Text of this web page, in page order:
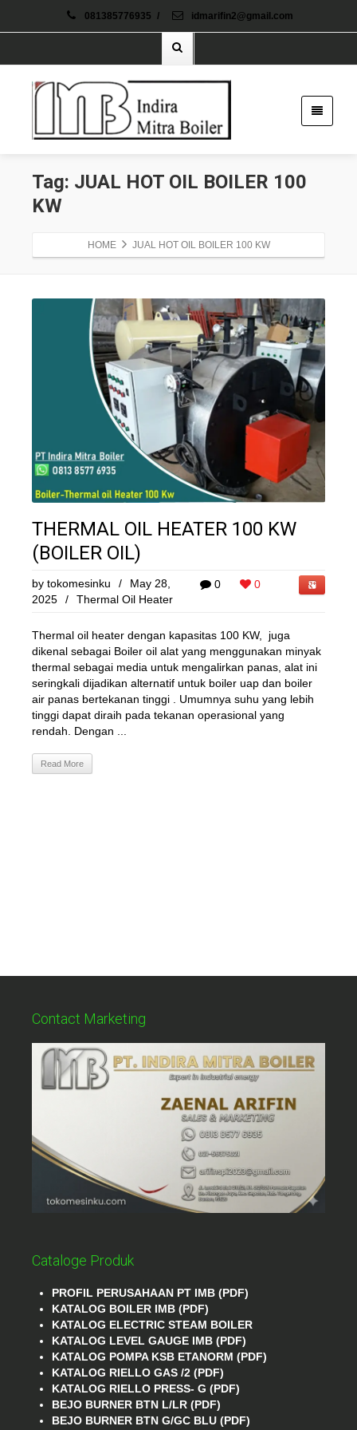
081385776935 / idmarifin2@gmail.com
Tag: JUAL HOT OIL BOILER 100
KW
HOME JUAL HOT OIL BOILER 100 KW
THERMAL OIL HEATER 100 KW
(BOILER OIL)
0 0
by tokomesinku /
May 28,
2025
/ Thermal Oil Heater
Thermal oil heater dengan kapasitas 100 KW, juga
dikenal sebagai Boiler oil alat yang menggunakan minyak
thermal sebagai media untuk mengalirkan panas, alat ini
seringkali dijadikan alternatif untuk boiler uap dan boiler
air panas bertekanan tinggi . Umumnya suhu yang lebih
tinggi dapat diraih pada tekanan operasional yang
rendah. Dengan ...
Read More
Contact Marketing
Cataloge Produk
PROFIL PERUSAHAAN PT IMB (PDF)
KATALOG BOILER IMB (PDF)
KATALOG ELECTRIC STEAM BOILER
KATALOG LEVEL GAUGE IMB (PDF)
KATALOG POMPA KSB ETANORM (PDF)
KATALOG RIELLO GAS /2 (PDF)
KATALOG RIELLO PRESS- G (PDF)
BEJO BURNER BTN L/LR (PDF)
BEJO BURNER BTN G/GC BLU (PDF)